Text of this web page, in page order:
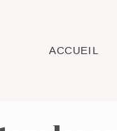
ACCUEIL